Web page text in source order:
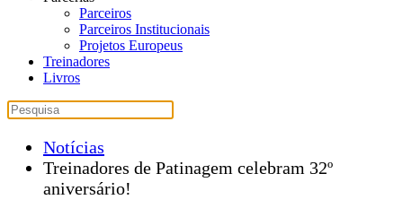
Parceiros
Parceiros Institucionais
Projetos Europeus
Treinadores
Livros
Notícias
Treinadores de Patinagem celebram 32º
aniversário!